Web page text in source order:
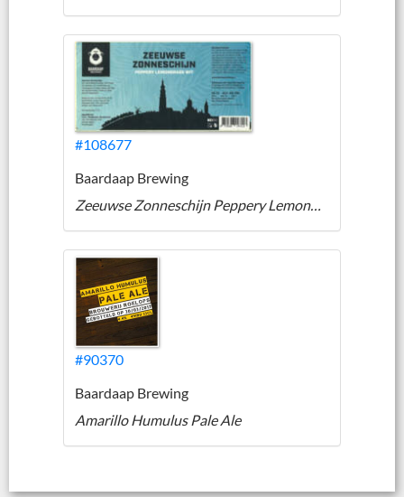
#108677
Baardaap Brewing
Zeeuwse Zonneschijn Peppery Lemongrass Wit
#90370
Baardaap Brewing
Amarillo Humulus Pale Ale